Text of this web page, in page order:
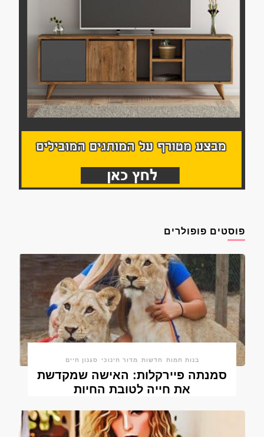
פוסטים פופולרים
בנות חמות חדשות מדור חינוכי סגנון חיים
סמנתה פיירקלות: האישה שמקדשת
את חייה לטובת החיות